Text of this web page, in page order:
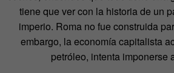
tiene que ver con la historia de un
imperio. Roma no fue construida
embargo, la economía capitalista
petróleo, intenta imponerse